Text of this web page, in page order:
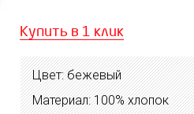
Купить в 1 клик
Цвет: бежевый
Материал: 100% хлопок